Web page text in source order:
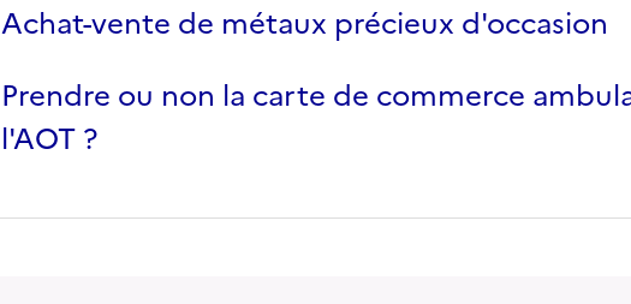
Achat-vente de métaux précieux d'occasion
Prendre ou non la carte de commerce
l'AOT ?